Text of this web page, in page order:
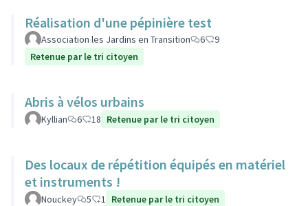
Réalisation d'une pépinière test
Association les Jardins en Transition 6
9
Retenue par le tri citoyen
Abris à vélos urbains
Kyllian 6 18 Retenue par le tri citoyen
Des locaux de répétition équipés en matériel
et instruments !
Nouckey 5 1 Retenue par le tri citoyen